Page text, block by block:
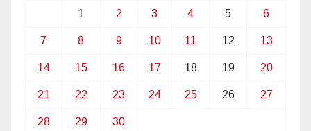
1 2 3 4 5 6
7 8 9 10 11 12 13
14 15 16 17 18 19 20
21 22 23 24 25 26 27
28 29 30